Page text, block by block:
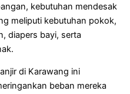
kebutuhan mendesak
meliputi kebutuhan pokok,
diapers bayi, serta
di Karawang ini
beban mereka